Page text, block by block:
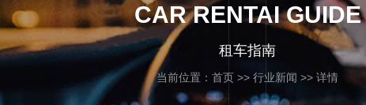
CAR RENTAI GUIDE
租车指南
当前位置： 首页 >> 行业新闻 >> 详情